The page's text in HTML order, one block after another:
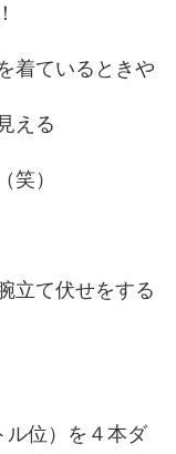
着ているときや
える
笑）
立て伏せをする
ル位）を４本ダ